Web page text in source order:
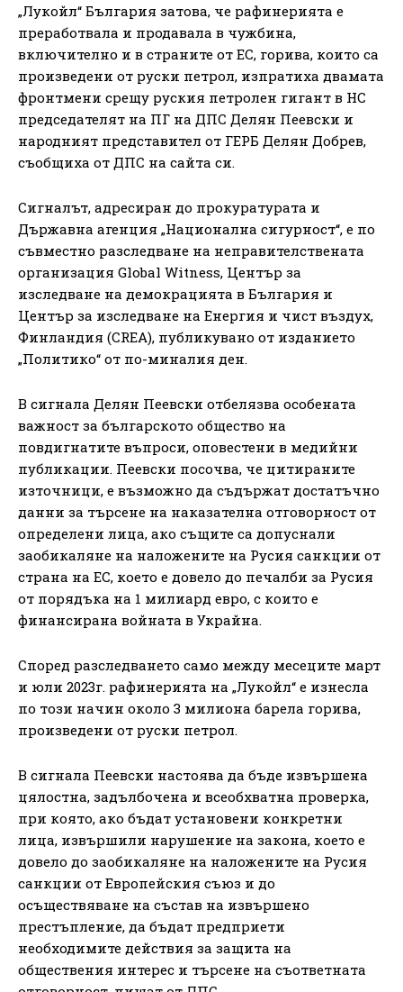
„Лукойл“ България затова, че рафинерията e
преработвала и продавала в чужбина,
включително и в страните от ЕС, горива, които са
произведени от руски петрол, изпратиха двамата
фронтмени срещу руския петролен гигант в НС
председателят на ПГ на ДПС Делян Пеевски и
народният представител от ГЕРБ Делян Добрев,
съобщиха от ДПС на сайта си.
Сигналът, адресиран до прокуратурата и
Държавна агенция „Национална сигурност“, е по
съвместно разследване на неправителствената
организация Global Witness, Център за
изследване на демокрацията в България и
Център за изследване на Енергия и чист въздух,
Финландия (CREA), публикувано от изданието
„Политико“ от по-миналия ден.
В сигнала Делян Пеевски отбелязва особената
важност за българското общество на
повдигнатите въпроси, оповестени в медийни
публикации. Пеевски посочва, че цитираните
източници, е възможно да съдържат достатъчно
данни за търсене на наказателна отговорност от
определени лица, ако същите са допуснали
заобикаляне на наложените на Русия санкции от
страна на ЕС, което е довело до печалби за Русия
от порядъка на 1 милиард евро, с които е
финансирана войната в Украйна.
Според разследването само между месеците март
и юли 2023г. рафинерията на „Лукойл“ е изнесла
по този начин около 3 милиона барела горива,
произведени от руски петрол.
В сигнала Пеевски настоява да бъде извършена
цялостна, задълбочена и всеобхватна проверка,
при която, ако бъдат установени конкретни
лица, извършили нарушение на закона, което е
довело до заобикаляне на наложените на Русия
санкции от Европейския съюз и до
осъществяване на състав на извършено
престъпление, да бъдат предприети
необходимите действия за защита на
обществения интерес и търсене на съответната